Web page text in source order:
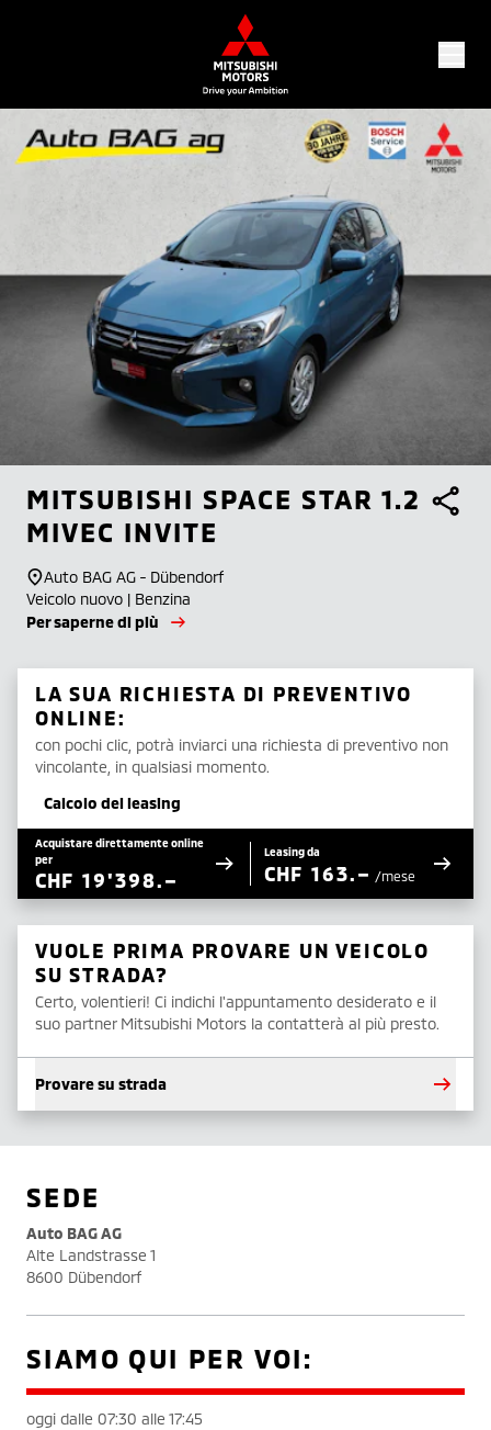
MITSUBISHI SPACE STAR 1.2
MIVEC INVITE
Auto BAG AG - Dübendorf
Veicolo nuovo | Benzina
Per saperne di più
LA SUA RICHIESTA DI PREVENTIVO
ONLINE:
con pochi clic, potrà inviarci una richiesta di preventivo non
vincolante, in qualsiasi momento.
Calcolo del leasing
Acquistare direttamente online
per
CHF 19'398.–
Leasing da
CHF 163.– /mese
VUOLE PRIMA PROVARE UN VEICOLO
SU STRADA?
Certo, volentieri! Ci indichi l'appuntamento desiderato e il
suo partner Mitsubishi Motors la contatterà al più presto.
Provare su strada
SEDE
Auto BAG AG
Alte Landstrasse 1
8600 Dübendorf
SIAMO QUI PER VOI:
oggi dalle 07:30 alle 17:45